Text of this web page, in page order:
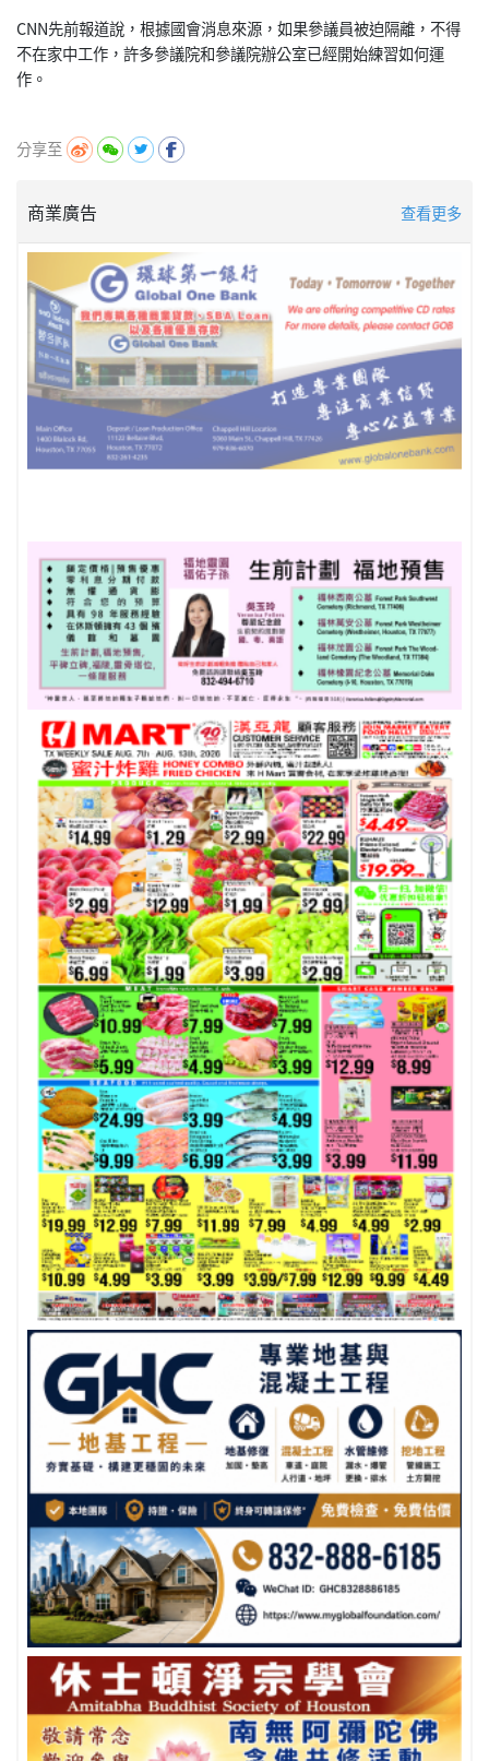
CNN先前報道說，根據國會消息來源，如果參議員被迫隔離，不得
不在家中工作，許多參議院和參議院辦公室已經開始練習如何運
作。
分享至
商業廣告 查看更多